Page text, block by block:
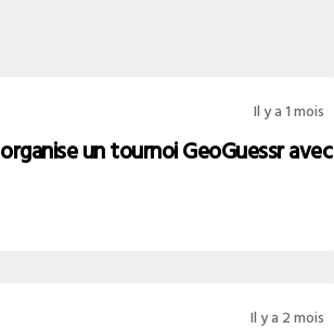
Il y a 1 mois
un tournoi GeoGuessr avec
Il y a 2 mois